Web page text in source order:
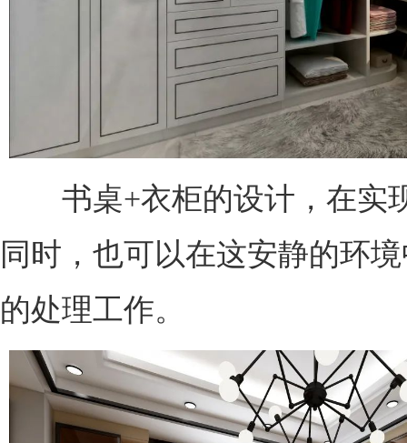
书桌+衣柜的设计，在实
同时，也可以在这安静的环
的处理工作。